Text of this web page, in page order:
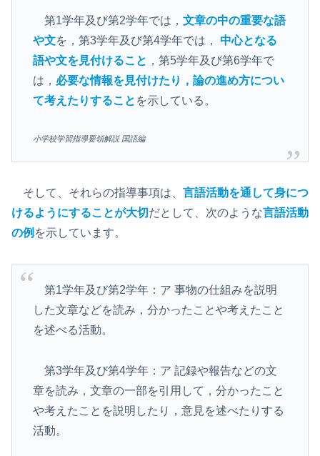
第1学年及び第2学年では， 文章の中の重要な語
や文を，第3学年及び第4学年では， 中心となる
語や文を見付けること ，第5学年及び第6学年で
は， 必要な情報を見付けたり，論の進め方につい
て考えたりすること を示している。
小学校学習指導要領解説 国語編
そして、それらの指導事項は、 言語活動を通して身につ
けるようにすることが大切だとして、次のような言語活動
の例 を示しています。
第1学年及び第2学年：ア 事物の仕組みを説明
した文章などを読み，分かったことや考えたこと
を述べる活動。
第3学年及び第4学年：ア 記録や報告などの文
章を読み，文章の一部を引用して，分かったこと
や考えたことを説明したり，意見を述べたりする
活動。